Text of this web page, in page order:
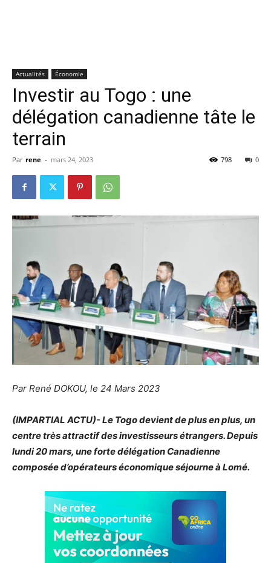
Actualités Économie
Investir au Togo : une
délégation canadienne tâte le
terrain
Par rene - mars 24, 2023 0
798
Par René DOKOU, le 24 Mars 2023
(IMPARTIAL ACTU)- Le Togo devient de plus en plus, un
centre très attractif des investisseurs étrangers. Depuis
lundi 20 mars, une forte délégation Canadienne
composée d’opérateurs économique séjourne à Lomé.